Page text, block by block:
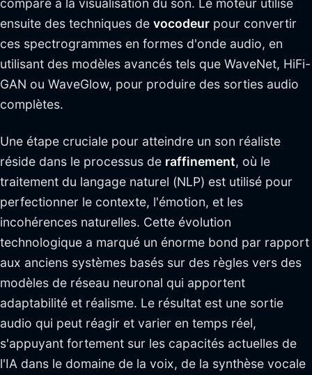
comparé à la visualisation du son. Le moteur utilise
ensuite des techniques de vocodeur pour convertir
ces spectrogrammes en formes d'onde audio, en
utilisant des modèles avancés tels que WaveNet, HiFi-
GAN ou WaveGlow, pour produire des sorties audio
complètes.
Une étape cruciale pour atteindre un son réaliste
réside dans le processus de raffinement, où le
traitement du langage naturel (NLP) est utilisé pour
perfectionner le contexte, l'émotion, et les
incohérences naturelles. Cette évolution
technologique a marqué un énorme bond par rapport
aux anciens systèmes basés sur des règles vers des
modèles de réseau neuronal qui apportent
adaptabilité et réalisme. Le résultat est une sortie
audio qui peut réagir et varier en temps réel,
s'appuyant fortement sur les capacités actuelles de
l'IA dans le domaine de la voix, de la synthèse vocale